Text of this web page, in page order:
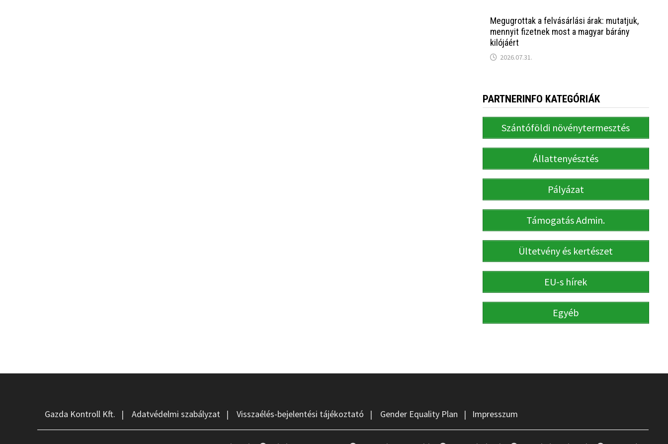
Megugrottak a felvásárlási árak: mutatjuk,
mennyit fizetnek most a magyar bárány
kilójáért
2026.07.31.
PARTNERINFO KATEGÓRIÁK
Szántóföldi növénytermesztés
Állattenyésztés
Pályázat
Támogatás Admin.
Ültetvény és kertészet
EU-s hírek
Egyéb
Gazda Kontroll Kft. |Adatvédelmi szabályzat |Visszaélés-bejelentési tájékoztató | Gender Equality Plan | Impresszum